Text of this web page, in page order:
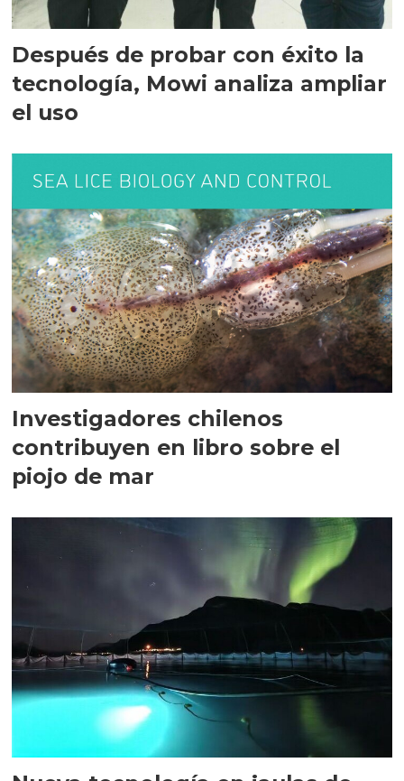
Después de probar con éxito la
tecnología, Mowi analiza ampliar
el uso
Investigadores chilenos
contribuyen en libro sobre el
piojo de mar